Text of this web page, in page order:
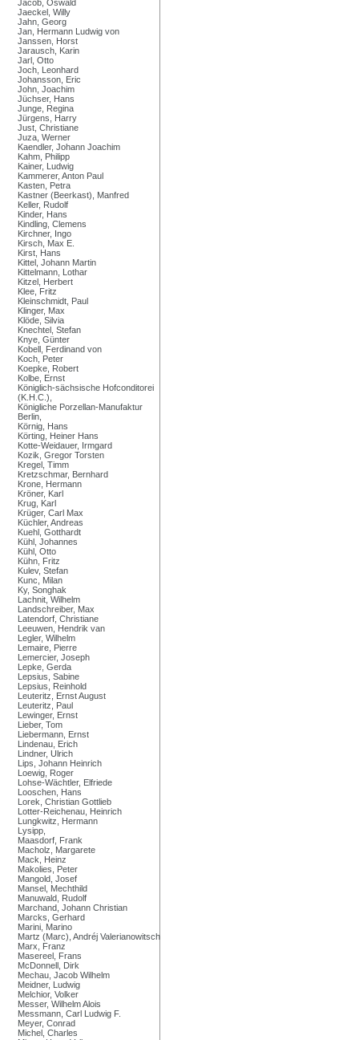
Jacob, Oswald
Jaeckel, Willy
Jahn, Georg
Jan, Hermann Ludwig von
Janssen, Horst
Jarausch, Karin
Jarl, Otto
Joch, Leonhard
Johansson, Eric
John, Joachim
Jüchser, Hans
Junge, Regina
Jürgens, Harry
Just, Christiane
Juza, Werner
Kaendler, Johann Joachim
Kahm, Philipp
Kainer, Ludwig
Kammerer, Anton Paul
Kasten, Petra
Kastner (Beerkast), Manfred
Keller, Rudolf
Kinder, Hans
Kindling, Clemens
Kirchner, Ingo
Kirsch, Max E.
Kirst, Hans
Kittel, Johann Martin
Kittelmann, Lothar
Kitzel, Herbert
Klee, Fritz
Kleinschmidt, Paul
Klinger, Max
Klöde, Silvia
Knechtel, Stefan
Knye, Günter
Kobell, Ferdinand von
Koch, Peter
Koepke, Robert
Kolbe, Ernst
Königlich-sächsische Hofconditorei
(K.H.C.),
Königliche Porzellan-Manufaktur
Berlin,
Körnig, Hans
Körting, Heiner Hans
Kotte-Weidauer, Irmgard
Kozik, Gregor Torsten
Kregel, Timm
Kretzschmar, Bernhard
Krone, Hermann
Kröner, Karl
Krug, Karl
Krüger, Carl Max
Küchler, Andreas
Kuehl, Gotthardt
Kühl, Johannes
Kühl, Otto
Kühn, Fritz
Kulev, Stefan
Kunc, Milan
Ky, Songhak
Lachnit, Wilhelm
Landschreiber, Max
Latendorf, Christiane
Leeuwen, Hendrik van
Legler, Wilhelm
Lemaire, Pierre
Lemercier, Joseph
Lepke, Gerda
Lepsius, Sabine
Lepsius, Reinhold
Leuteritz, Ernst August
Leuteritz, Paul
Lewinger, Ernst
Lieber, Tom
Liebermann, Ernst
Lindenau, Erich
Lindner, Ulrich
Lips, Johann Heinrich
Loewig, Roger
Lohse-Wächtler, Elfriede
Looschen, Hans
Lorek, Christian Gottlieb
Lotter-Reichenau, Heinrich
Lungkwitz, Hermann
Lysipp,
Maasdorf, Frank
Macholz, Margarete
Mack, Heinz
Makolies, Peter
Mangold, Josef
Mansel, Mechthild
Manuwald, Rudolf
Marchand, Johann Christian
Marcks, Gerhard
Marini, Marino
Martz (Marc), Andréj Valerianowitsch
Marx, Franz
Masereel, Frans
McDonnell, Dirk
Mechau, Jacob Wilhelm
Meidner, Ludwig
Melchior, Volker
Messer, Wilhelm Alois
Messmann, Carl Ludwig F.
Meyer, Conrad
Michel, Charles